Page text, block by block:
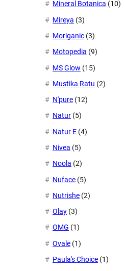
Mineral Botanica (10)
Mireya (3)
Moriganic (3)
Motopedia (9)
MS Glow (15)
Mustika Ratu (2)
N'pure (12)
Natur (5)
Natur E (4)
Nivea (5)
Noola (2)
Nuface (5)
Nutrishe (2)
Olay (3)
OMG (1)
Ovale (1)
Paula's Choice (1)